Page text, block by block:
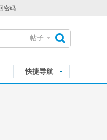
密码
帖子
快捷导航